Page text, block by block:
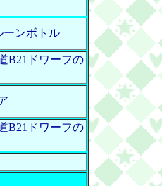
ーンボトル
B21ドワーフの
B21ドワーフの